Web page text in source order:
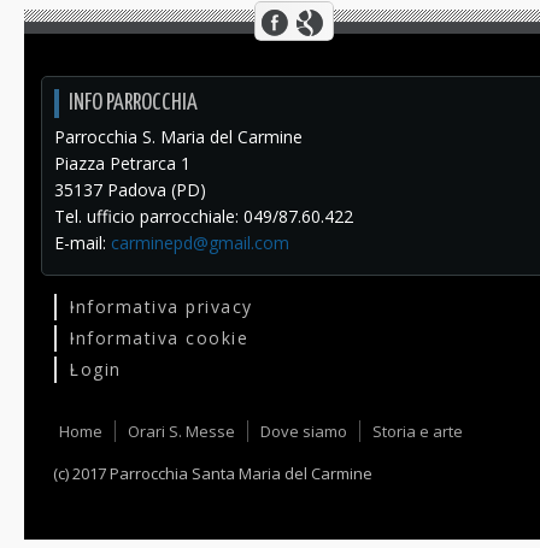
INFO PARROCCHIA
Parrocchia S. Maria del Carmine
Piazza Petrarca 1
35137 Padova (PD)
Tel. ufficio parrocchiale: 049/87.60.422
E-mail: carminepd@gmail.com
Informativa privacy
Informativa cookie
Login
Home Orari S. Messe Dove siamo
Storia e arte
(c) 2017 Parrocchia Santa Maria del Carmine